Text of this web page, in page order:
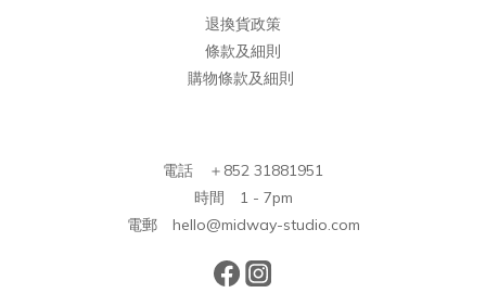
退換貨政策
條款及細則
購物條款及細則
電話 ＋852 31881951
時間 1 - 7pm
電郵 hello@midway-studio.com